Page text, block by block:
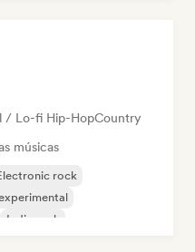
/ Lo-fi Hip-HopCountry
músicas
rock
Indie rock